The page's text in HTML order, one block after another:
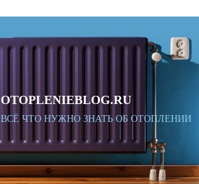
OTOPLENIEBLOG.RU
ВСЁ ЧТО НУЖНО ЗНАТЬ ОБ ОТОПЛЕНИИ